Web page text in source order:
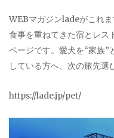
WEBマガジンladeがこれま
食事を重ねてきた宿とレス
ページです。愛犬を“家族”
している方へ、次の旅先選
https://lade.jp/pet/